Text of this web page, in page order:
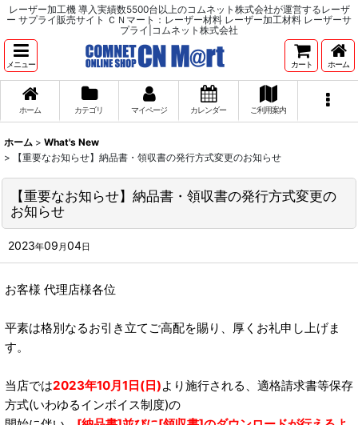
レーザー加工機 導入実績数5500台以上のコムネット株式会社が運営するレーザ
ー サプライ販売サイト ＣＮマート：レーザー材料 レーザー加工材料 レーザーサ
プライ|コムネット株式会社
メニュー カート ホーム
ホーム カテゴリ マイページ カレンダー ご利用案内
ホーム > What's New
>
【重要なお知らせ】納品書・領収書の発行方式変更のお知らせ
【重要なお知らせ】納品書・領収書の発行方式変更の
お知らせ
2023年09 月04日
お客様 代理店様各位
平素は格別なるお引き立てご高配を賜り、厚くお礼申し上げま
す。
当店では2023年10月1日(日)より施行される、適格請求書等保存
方式(いわゆるインボイス制度)の